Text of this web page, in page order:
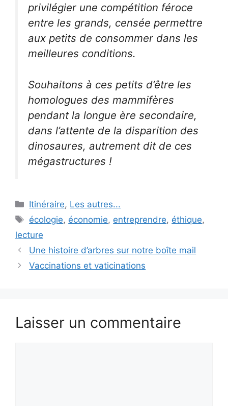
privilégier une compétition féroce
entre les grands, censée permettre
aux petits de consommer dans les
meilleures conditions.
Souhaitons à ces petits d’être les
homologues des mammifères
pendant la longue ère secondaire,
dans l’attente de la disparition des
dinosaures, autrement dit de ces
mégastructures !
Catégories
Itinéraire, Les autres...
Étiquettes
écologie, économie, entreprendre, éthique,
lecture
Une histoire d’arbres sur notre boîte mail
Vaccinations et vaticinations
Laisser un commentaire